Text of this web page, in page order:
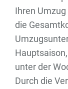
Ihren
die
unter der
Durch die